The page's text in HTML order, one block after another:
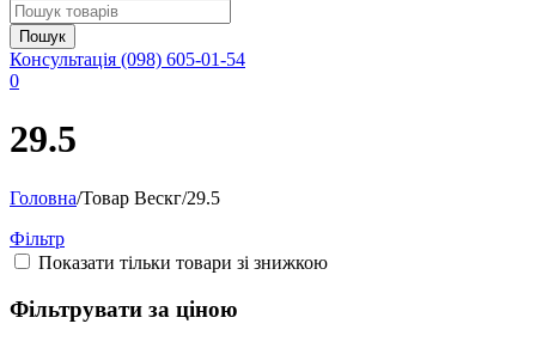
Консультація (098) 605-01-54
0
29.5
Головна/Товар Вескг/29.5
Фільтр
Показати тільки товари зі знижкою
Фільтрувати за ціною